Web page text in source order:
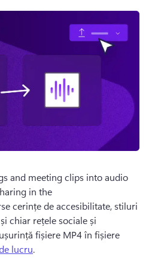
and meeting clips into audio
in the
cerințe de accesibilitate, stiluri
chiar rețele sociale și
fișiere MP4 în fișiere
lucru.